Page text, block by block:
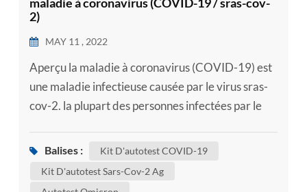
maladie à coronavirus (COVID-19 / sras-cov-
2)
MAY 11 , 2022
Aperçu la maladie à coronavirus (COVID-19) est
une maladie infectieuse causée par le virus sras-
cov-2. la plupart des personnes infectées par le
légère à modérée et se rétabliront sans nécessiter
Balises :
Kit D'autotest COVID-19
Kit D'autotest Sars-Cov-2 Ag